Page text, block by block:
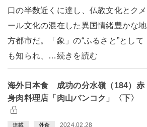
口の半数近くに達し、仏教文化とクメ
ール文化の混在した異国情緒豊かな地
方都市だ。「象」の“ふるさと”として
も知られ、…続きを読む
海外日本食 成功の分水嶺（184）赤
身肉料理店「肉山バンコク」〈下〉
連載 外食 2024.02.28